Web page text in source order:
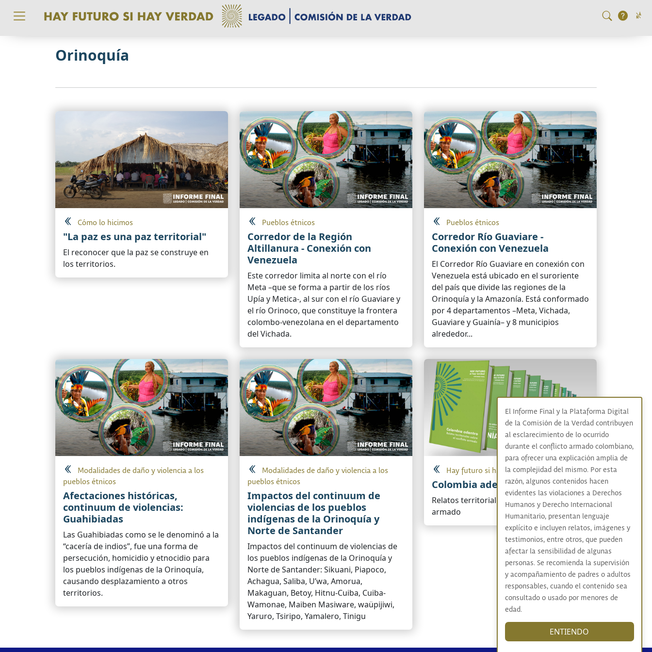
Orinoquía
Cómo lo hicimos
"La paz es una paz territorial"
El reconocer que la paz se construye en
los territorios.
Pueblos étnicos
Corredor de la Región
Altillanura - Conexión con
Venezuela
Este corredor limita al norte con el río
Meta –que se forma a partir de los ríos
Upía y Metica-, al sur con el río Guaviare y
el río Orinoco, que constituye la frontera
colombo-venezolana en el departamento
del Vichada.
Pueblos étnicos
Corredor Río Guaviare -
Conexión con Venezuela
El Corredor Río Guaviare en conexión con
Venezuela está ubicado en el suroriente
del país que divide las regiones de la
Orinoquía y la Amazonía. Está conformado
por 4 departamentos –Meta, Vichada,
Guaviare y Guainía– y 8 municipios
alrededor...
Modalidades de daño y violencia a los
pueblos étnicos
Afectaciones históricas,
continuum de violencias:
Guahibiadas
Las Guahibiadas como se le denominó a la
“cacería de indios”, fue una forma de
persecución, homicidio y etnocidio para
los pueblos indígenas de la Orinoquía,
causando desplazamiento a otros
territorios.
Modalidades de daño y violencia a los
pueblos étnicos
Impactos del continuum de
violencias de los pueblos
indígenas de la Orinoquía y
Norte de Santander
Impactos del continuum de violencias de
los pueblos indígenas de la Orinoquía y
Norte de Santander: Sikuani, Piapoco,
Achagua, Saliba, U’wa, Amorua,
Makaguan, Betoy, Hitnu-Cuiba, Cuiba-
Wamonae, Maiben Masiware, waüpijiwi,
Yaruro, Tsiripo, Yamalero, Tinigu
Hay futuro si hay verdad
Colombia adentro
Relatos territoriales sobre el conflicto
armado
El Informe Final y la Plataforma Digital
de la Comisión de la Verdad contribuyen
al esclarecimiento de lo ocurrido
durante el conflicto armado colombiano,
para ofrecer una explicación amplia de
la complejidad del mismo. Por esta
razón, algunos contenidos hacen
evidentes las violaciones a Derechos
Humanos y Derecho Internacional
Humanitario, presentan lenguaje
explícito e incluyen relatos, imágenes y
testimonios, entre otros, que pueden
afectar la sensibilidad de algunas
personas. Se recomienda la supervisión
y acompañamiento de padres o adultos
responsables, cuando el contenido sea
consultado o usado por menores de
edad.
ENTIENDO